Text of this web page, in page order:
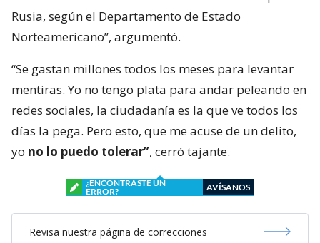
Rusia, según el Departamento de Estado
Norteamericano”, argumentó.
“Se gastan millones todos los meses para levantar
mentiras. Yo no tengo plata para andar peleando en
redes sociales, la ciudadanía es la que ve todos los
días la pega. Pero esto, que me acuse de un delito,
yo no lo puedo tolerar”, cerró tajante.
¿ENCONTRASTE UN
ERROR?
AVÍSANOS
Revisa nuestra página de correcciones